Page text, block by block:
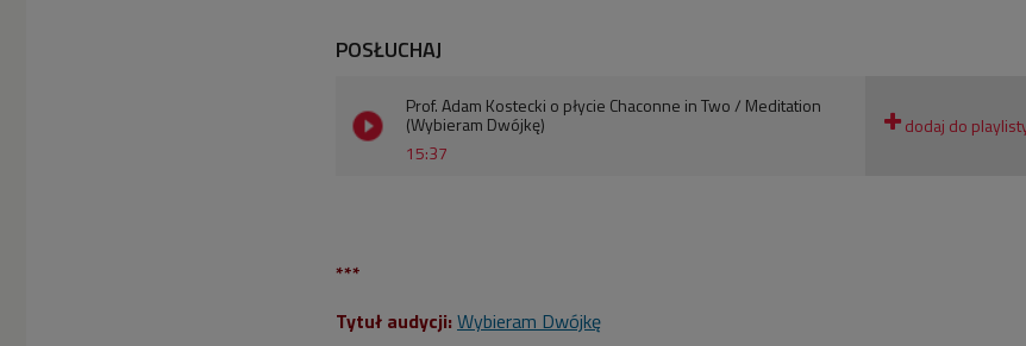
POSŁUCHAJ
15:37
Prof. Adam Kostecki o płycie Chaconne in Two / Meditation
(Wybieram Dwójkę)
***
Tytuł audycji: Wybieram Dwójkę